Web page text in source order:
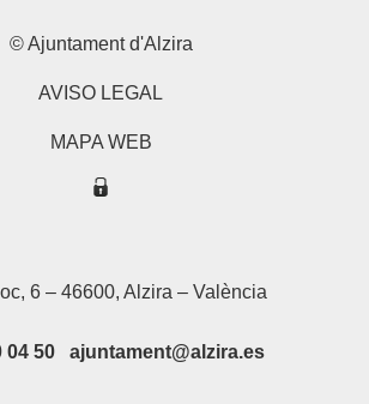
© Ajuntament d'Alzira
AVISO LEGAL
MAPA WEB
6 – 46600, Alzira – València
04 50 ajuntament@alzira.es